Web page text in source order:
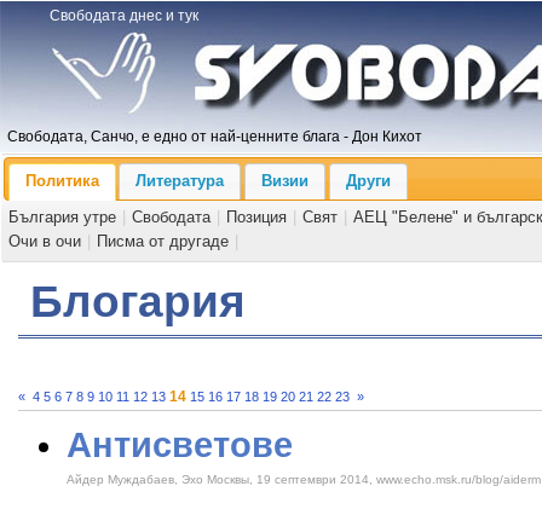
Свободата днес и тук
Свободата, Санчо, е едно от най-ценните блага - Дон Кихот
Политика Литература Визии
Други
България утре
Свободата Позиция Свят
АЕЦ "Белене" и
Очи в очи
Писма от другаде
Блогария
« 4 5 6 7 8 9 10 11 12 13 14 15 16 17 18 19 20 21 22 23 »
Антисветове
Айдер Муждабаев, Эхо Москвы, 19 септември 2014, www.echo.msk.ru/blog/aiderm